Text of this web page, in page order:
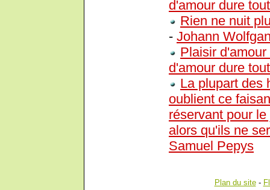
d'amour dure
Rien ne nuit
- Johann
Plaisir
d'amour dure
La plupart des
oublient ce
réservant pour
alors qu'ils ne
Samuel Pepys
Plan du site-